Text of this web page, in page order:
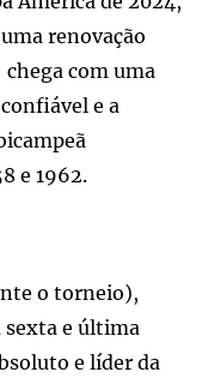
renovação
com uma
e a
e 1962.
o torneio),
sexta e última
e líder da